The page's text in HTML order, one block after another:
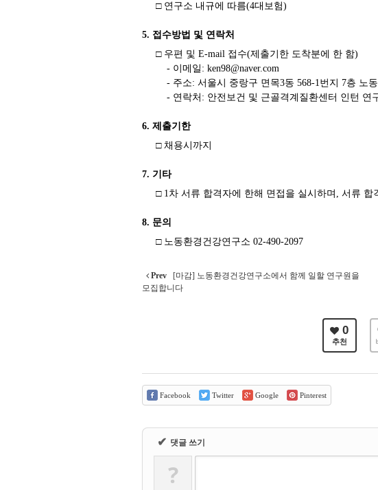
□ 연구소 내규에 따름(4대보험)
5. 접수방법 및 연락처
□ 우편 및 E-mail 접수(제출기한 도착분에 한 함)
- 이메일: ken98@naver.com
- 주소: 서울시 중랑구 면목3동 568-1번지 7층 노
- 연락처: 안전보건 및 근골격계질환센터 인턴 연
6. 제출기한
□ 채용시까지
7. 기타
□ 1차 서류 합격자에 한해 면접을 실시하며, 서류 합
8. 문의
□ 노동환경건강연구소 02-490-2097
Prev
[마감] 노동환경건강연구소에서 함께 일할 연구원을
모집합니다
0
추천
Facebook Twitter Google Pinterest
✔ 댓글 쓰기
?